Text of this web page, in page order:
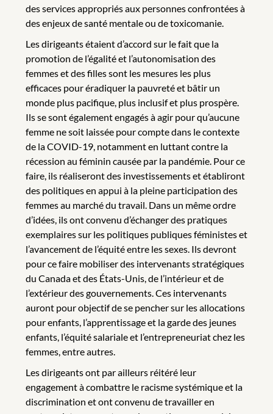
des services appropriés aux personnes confrontées à
des enjeux de santé mentale ou de toxicomanie.
Les dirigeants étaient d’accord sur le fait que la
promotion de l’égalité et l’autonomisation des
femmes et des filles sont les mesures les plus
efficaces pour éradiquer la pauvreté et bâtir un
monde plus pacifique, plus inclusif et plus prospère.
Ils se sont également engagés à agir pour qu’aucune
femme ne soit laissée pour compte dans le contexte
de la COVID-19, notamment en luttant contre la
récession au féminin causée par la pandémie. Pour ce
faire, ils réaliseront des investissements et établiront
des politiques en appui à la pleine participation des
femmes au marché du travail. Dans un même ordre
d’idées, ils ont convenu d’échanger des pratiques
exemplaires sur les politiques publiques féministes et
l’avancement de l’équité entre les sexes. Ils devront
pour ce faire mobiliser des intervenants stratégiques
du Canada et des États-Unis, de l’intérieur et de
l’extérieur des gouvernements. Ces intervenants
auront pour objectif de se pencher sur les allocations
pour enfants, l’apprentissage et la garde des jeunes
enfants, l’équité salariale et l’entrepreneuriat chez les
femmes, entre autres.
Les dirigeants ont par ailleurs réitéré leur
engagement à combattre le racisme systémique et la
discrimination et ont convenu de travailler en